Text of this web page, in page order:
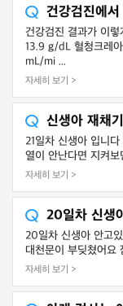
건강검진에
건강검진 결과가 이
13.9 g/dL 혈청크레
mL/mi ...
자세히 보기 >
신생아 재채기
21일차 신생아 입니
열이 안난다면 지켜보
자세히 보기 >
20일차 신생
20일차 신생아 안고
대천문이 부딪쳤어요
자세히 보기 >